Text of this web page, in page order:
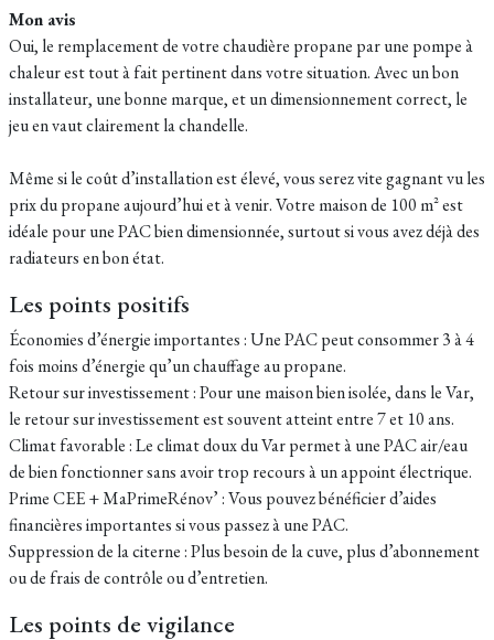
Mon avis
Oui, le remplacement de votre chaudière propane par une pompe à
chaleur est tout à fait pertinent dans votre situation. Avec un bon
installateur, une bonne marque, et un dimensionnement correct, le
jeu en vaut clairement la chandelle.
Même si le coût d’installation est élevé, vous serez vite gagnant vu les
prix du propane aujourd’hui et à venir. Votre maison de 100 m² est
idéale pour une PAC bien dimensionnée, surtout si vous avez déjà des
radiateurs en bon état.
Les points positifs
Économies d’énergie importantes : Une PAC peut consommer 3 à 4
fois moins d’énergie qu’un chauffage au propane.
Retour sur investissement : Pour une maison bien isolée, dans le Var,
le retour sur investissement est souvent atteint entre 7 et 10 ans.
Climat favorable : Le climat doux du Var permet à une PAC air/eau
de bien fonctionner sans avoir trop recours à un appoint électrique.
Prime CEE + MaPrimeRénov’ : Vous pouvez bénéficier d’aides
financières importantes si vous passez à une PAC.
Suppression de la citerne : Plus besoin de la cuve, plus d’abonnement
ou de frais de contrôle ou d’entretien.
Les points de vigilance